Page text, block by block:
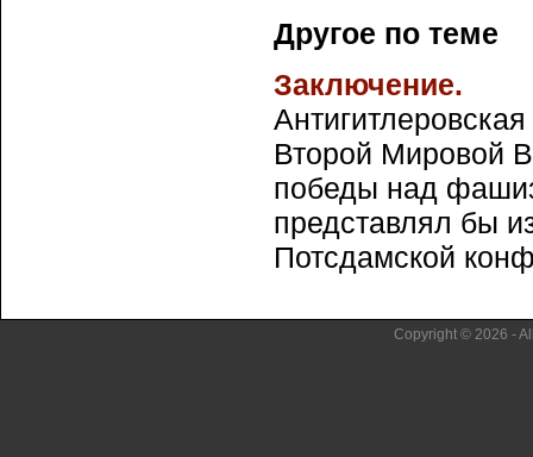
Другое по теме
Заключение.
Второй Мировой
победы над
представлял бы
Потсдамской
Copyright © 2026 -